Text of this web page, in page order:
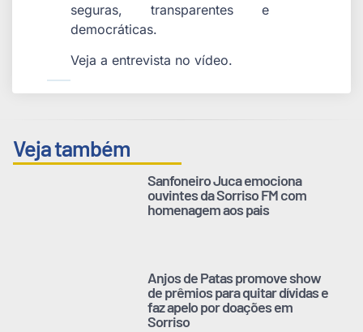
seguras, transparentes e
democráticas.
Veja a entrevista no vídeo.
Veja também
Sanfoneiro Juca emociona
ouvintes da Sorriso FM com
homenagem aos pais
Anjos de Patas promove show
de prêmios para quitar dívidas e
faz apelo por doações em
Sorriso